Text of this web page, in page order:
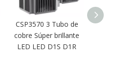
CSP3570 3 Tubo de
cobre Súper brillante
LED LED D1S D1R
1: 1